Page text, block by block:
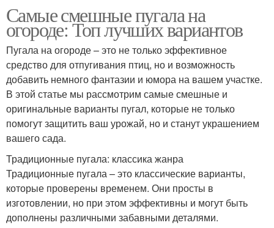
Самые смешные пугала на
огороде: Топ лучших вариантов
Пугала на огороде – это не только эффективное
средство для отпугивания птиц, но и возможность
добавить немного фантазии и юмора на вашем участке.
В этой статье мы рассмотрим самые смешные и
оригинальные варианты пугал, которые не только
помогут защитить ваш урожай, но и станут украшением
вашего сада.
Традиционные пугала: классика жанра
Традиционные пугала – это классические варианты,
которые проверены временем. Они просты в
изготовлении, но при этом эффективны и могут быть
дополнены различными забавными деталями.